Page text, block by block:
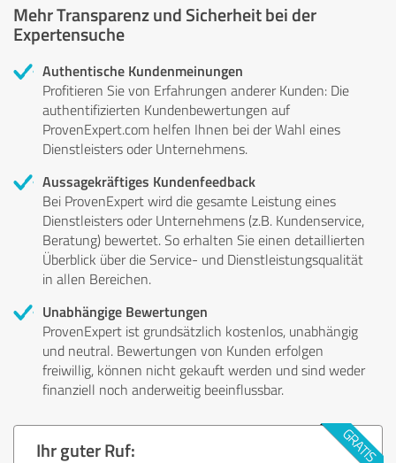
Mehr Transparenz und Sicherheit bei der
Expertensuche
Authentische Kundenmeinungen
Profitieren Sie von Erfahrungen anderer Kunden: Die
authentifizierten Kundenbewertungen auf
ProvenExpert.com helfen Ihnen bei der Wahl eines
Dienstleisters oder Unternehmens.
Aussagekräftiges Kundenfeedback
Bei ProvenExpert wird die gesamte Leistung eines
Dienstleisters oder Unternehmens (z.B. Kundenservice,
Beratung) bewertet. So erhalten Sie einen detaillierten
Überblick über die Service- und Dienstleistungsqualität
in allen Bereichen.
Unabhängige Bewertungen
ProvenExpert ist grundsätzlich kostenlos, unabhängig
und neutral. Bewertungen von Kunden erfolgen
freiwillig, können nicht gekauft werden und sind weder
finanziell noch anderweitig beeinflussbar.
Ihr guter Ruf: